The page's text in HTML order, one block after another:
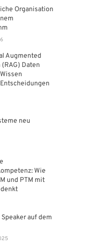
Organisation
Augmented
Daten
neu
Wie
und PTM mit
auf dem